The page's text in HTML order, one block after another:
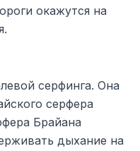
окажутся на
серфинга. Она
серфера
Брайана
дыхание на